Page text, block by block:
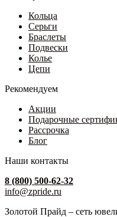
Кольца
Серьги
Браслеты
Подвески
Колье
Цепи
Рекомендуем
Акции
Подарочные
Рассрочка
Блог
Наши контакты
8 (800) 500-62-32
info@zpride.ru
Золотой Прайд – сеть